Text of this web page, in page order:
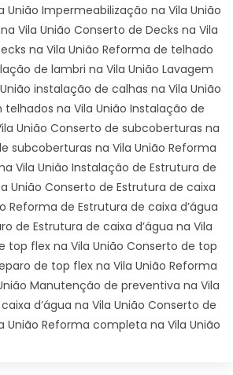
União Impermeabilização na Vila União
Vila União Conserto de Decks na Vila
na Vila União Reforma de telhado
de lambri na Vila União Lavagem
instalação de calhas na Vila União
na Vila União Instalação de
União Conserto de subcoberturas na
subcoberturas na Vila União Reforma
Vila União Instalação de Estrutura de
União Conserto de Estrutura de caixa
Reforma de Estrutura de caixa d’água
de Estrutura de caixa d’água na Vila
top flex na Vila União Conserto de top
de top flex na Vila União Reforma
Manutenção de preventiva na Vila
d’água na Vila União Conserto de
União Reforma completa na Vila União